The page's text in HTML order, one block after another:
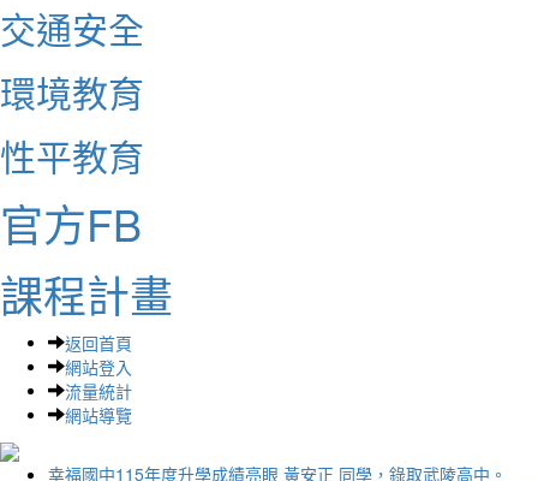
交通安全
環境教育
性平教育
官方FB
課程計畫
返回首頁
網站登入
流量統計
網站導覽
幸福國中115年度升學成績亮眼 黃安正 同學，錄取武陵高中。